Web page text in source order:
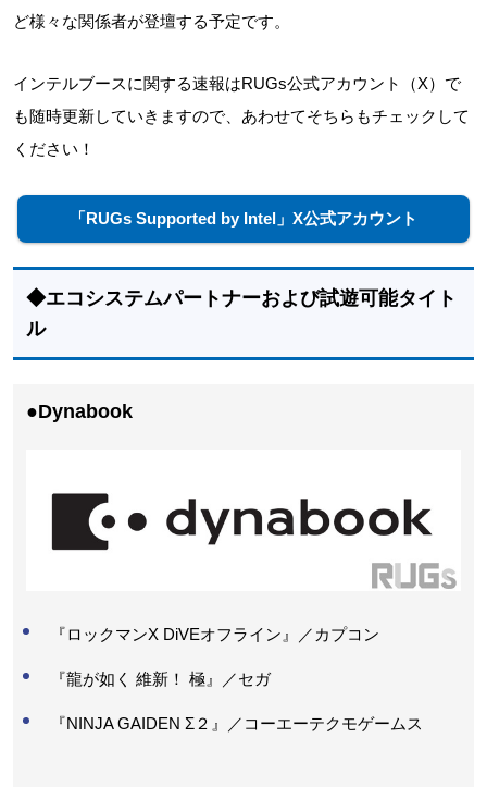
ど様々な関係者が登壇する予定です。
インテルブースに関する速報はRUGs公式アカウント（X）で
も随時更新していきますので、あわせてそちらもチェックして
ください！
「RUGs Supported by Intel」X公式アカウント
◆エコシステムパートナーおよび試遊可能タイト
ル
●Dynabook
『ロックマンX DiVEオフライン』／カプコン
『龍が如く 維新！ 極』／セガ
『NINJA GAIDEN Σ２』／コーエーテクモゲームス